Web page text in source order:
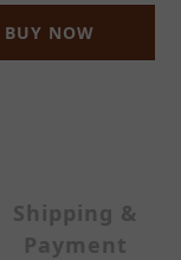
BUY NOW
Shipping &
Payment